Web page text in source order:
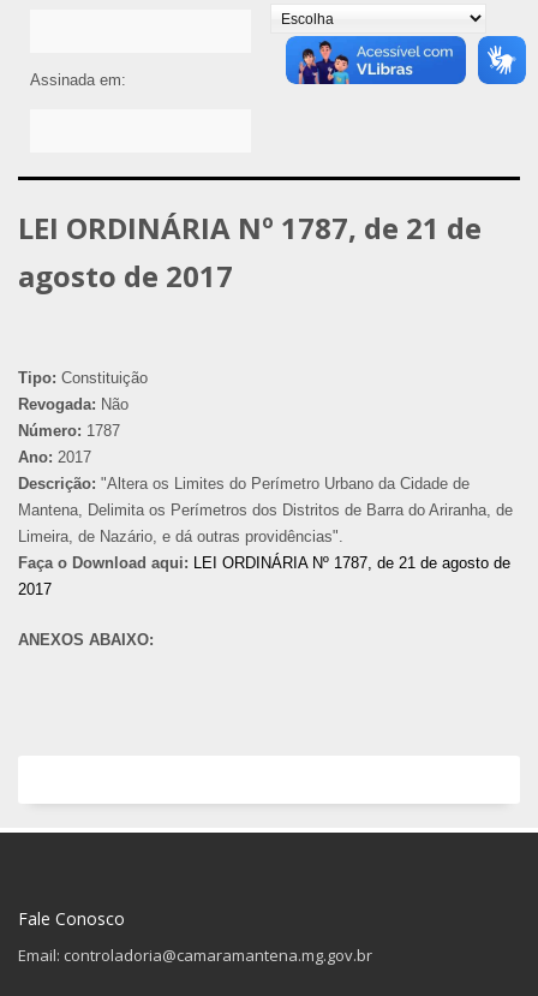
Assinada em:
LEI ORDINÁRIA Nº 1787, de 21 de
agosto de 2017
Tipo: Constituição
Revogada: Não
Número: 1787
Ano: 2017
Descrição: "Altera os Limites do Perímetro Urbano da Cidade de
Mantena, Delimita os Perímetros dos Distritos de Barra do Ariranha, de
Limeira, de Nazário, e dá outras providências".
Faça o Download aqui: LEI ORDINÁRIA Nº 1787, de 21 de agosto de
2017
ANEXOS ABAIXO:
Fale Conosco
Email: controladoria@camaramantena.mg.gov.br